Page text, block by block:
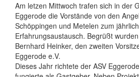
Am letzen Mittwoch trafen sich in der
Eggerode die Vorstände von den
Schöppingen und Metelen zum
Erfahrungsaustausch. Begrüßt
Bernhard Heinker, den zweiten
Eggerode e.V.
Dieses Jahr richtete der ASV